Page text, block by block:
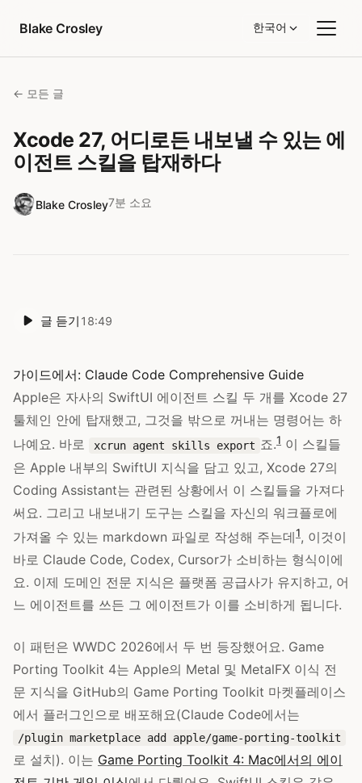
Blake Crosley
한국어
← 모든 글
Xcode 27, 어디로든 내보낼 수 있는 에
이전트 스킬을 탑재하다
Blake Crosley7분 소요
글 듣기 18:49
가이드에서: Claude Code Comprehensive Guide
Apple은 자사의 SwiftUI 에이전트 스킬 두 개를 Xcode 27
툴체인 안에 탑재했고, 그것을 밖으로 꺼내는 명령어는 하
나예요. 바로
xcrun agent skills export 죠.1 이 스킬들
은 Apple 내부의 SwiftUI 지식을 담고 있고, Xcode 27의
Coding Assistant는 관련된 상황에서 이 스킬들을 가져다
써요. 그리고 내보내기 도구는 스킬을 자신의 워크플로에
가져올 수 있는 markdown 파일로 작성해 주는데1, 이것이
바로 Claude Code, Codex, Cursor가 소비하는 형식이에
요. 이제 도메인 전문 지식은 플랫폼 공급사가 유지하고, 어
느 에이전트를 쓰든 그 에이전트가 이를 소비하게 됩니다.
이 패턴은 WWDC 2026에서 두 번 등장했어요. Game
Porting Toolkit 4는 Apple의 Metal 및 MetalFX 이식 전
문 지식을 GitHub의 Game Porting Toolkit 마켓플레이스
에서 플러그인으로 배포해요(Claude Code에서는
/plugin marketplace add apple/game-porting-toolkit
로 설치). 이는 Game Porting Toolkit 4: Mac에서의 에이